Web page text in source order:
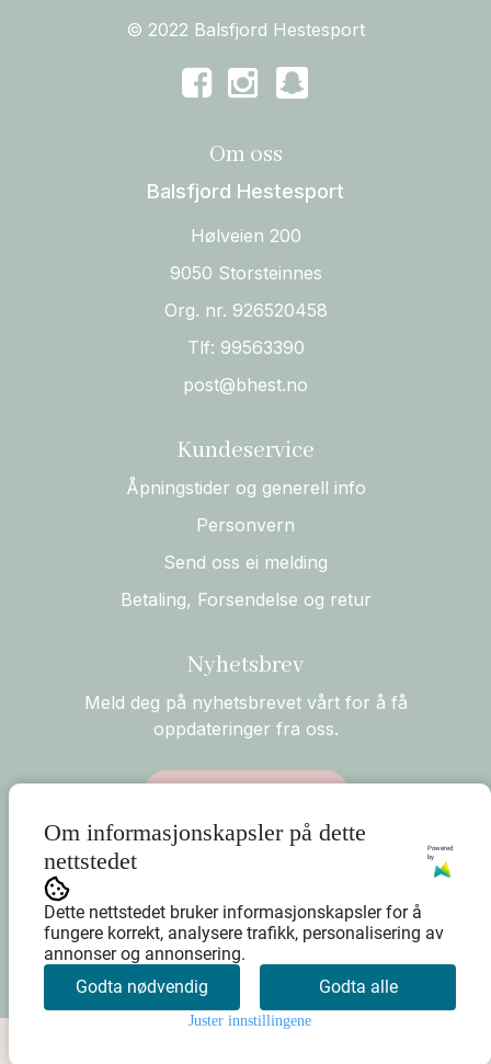
Om informasjonskapsler på dette
nettstedet
Powered
by
Dette nettstedet bruker informasjonskapsler for å
fungere korrekt, analysere trafikk, personalisering av
annonser og annonsering.
Godta nødvendig
Godta alle
Juster innstillingene
© 2022 Balsfjord Hestesport
Om oss
Balsfjord Hestesport
Hølveien 200
9050 Storsteinnes
Org. nr. 926520458
Tlf: 99563390
post@bhest.no
Kundeservice
Åpningstider og generell info
Personvern
Send oss ei melding
Betaling, Forsendelse og retur
Nyhetsbrev
Meld deg på nyhetsbrevet vårt for å få
oppdateringer fra oss.